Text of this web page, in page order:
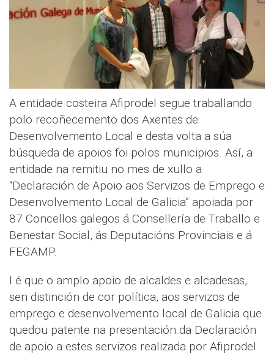
A entidade costeira Afiprodel segue traballando
polo recoñecemento dos Axentes de
Desenvolvemento Local e desta volta a súa
búsqueda de apoios foi polos municipios. Así, a
entidade na remitiu no mes de xullo a
“Declaración de Apoio aos Servizos de Emprego e
Desenvolvemento Local de Galicia” apoiada por
87 Concellos galegos á Consellería de Traballo e
Benestar Social, ás Deputacións Provinciais e á
FEGAMP.
I é que o amplo apoio de alcaldes e alcadesas,
sen distinción de cor política, aos servizos de
emprego e desenvolvemento local de Galicia que
quedou patente na presentación da Declaración
de apoio a estes servizos realizada por Afiprodel